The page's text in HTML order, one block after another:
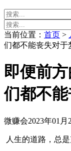
当前位置： 首页 >
们都不能丧失对于
即便前
们都不
微赚会2023年01月
人生的道路，总